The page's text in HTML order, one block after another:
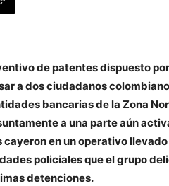
de patentes dispuesto
a dos ciudadanos
bancarias de la Zona
a una parte aún
en un operativo
policiales que el grupo
detenciones.